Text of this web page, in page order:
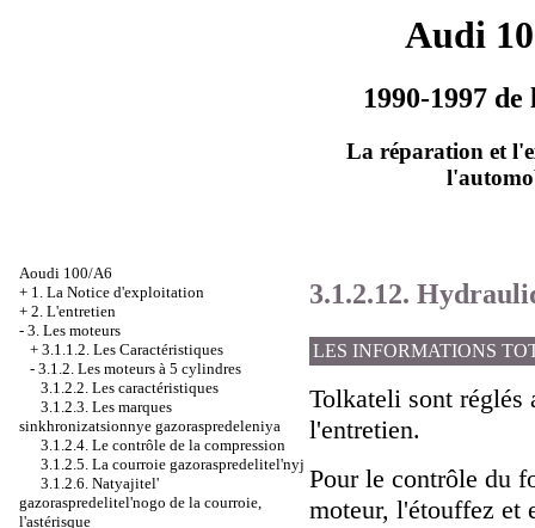
Audi
1990-1997
La réparation et
Aoudi 100/A6
+ 1. La Notice d'exploitation
+ 2. L'entretien
- 3. Les moteurs
+ 3.1.1.2. Les Caractéristiques
- 3.1.2. Les moteurs à 5 cylindres
3.1.2.2. Les caractéristiques
3.1.2.3. Les marques
sinkhronizatsionnye gazoraspredeleniya
3.1.2.4. Le contrôle de la compression
3.1.2.5. La courroie gazoraspredelitel'nyj
3.1.2.6. Natyajitel'
gazoraspredelitel'nogo de la courroie,
l'astérisque
3.1.2.12.
LES INFORMATIONS
Tolkateli sont réglés
l'entretien.
Pour le contrôle du
moteur, l'étouffez et